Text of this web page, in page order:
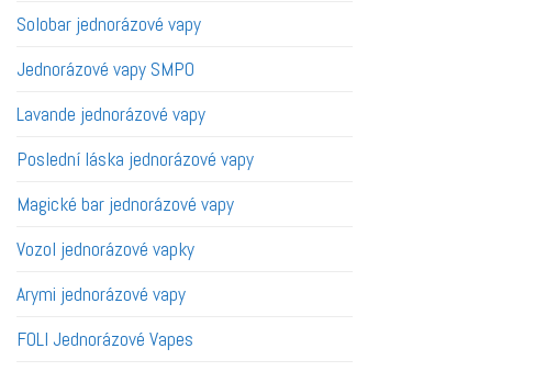
Solobar jednorázové vapy
Jednorázové vapy SMPO
Lavande jednorázové vapy
Poslední láska jednorázové vapy
Magické bar jednorázové vapy
Vozol jednorázové vapky
Arymi jednorázové vapy
FOLI Jednorázové Vapes